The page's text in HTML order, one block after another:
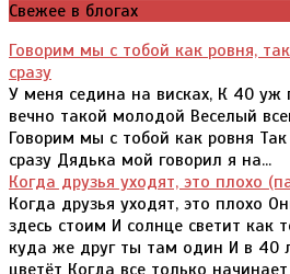
Свежее в блогах
Говорим мы с тобой как ровня,
сразу
У меня седина на висках, К 40 уж
вечно такой молодой Веселый
Говорим мы с тобой как ровня
сразу Дядька мой говорил я на...
Когда друзья уходят, это плохо
Когда друзья уходят, это плохо
здесь стоим И солнце светит как
куда же друг ты там один И в 40